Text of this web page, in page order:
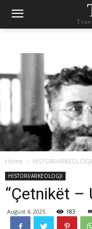
Home HISTORI/ARKEOLOGJI
HISTORI/ARKEOLOGJI
“Çetnikët –
August 4, 2025 183